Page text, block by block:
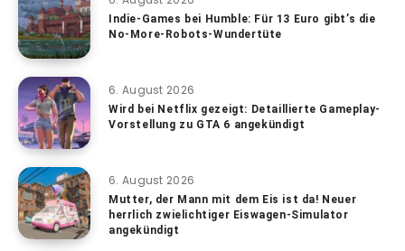
Indie-Games bei Humble: Für 13 Euro gibt’s die
No-More-Robots-Wundertüte
6. August 2026
Wird bei Netflix gezeigt: Detaillierte Gameplay-
Vorstellung zu GTA 6 angekündigt
6. August 2026
Mutter, der Mann mit dem Eis ist da! Neuer
herrlich zwielichtiger Eiswagen-Simulator
angekündigt